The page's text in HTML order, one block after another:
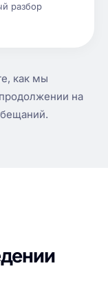
разбор
как мы
на